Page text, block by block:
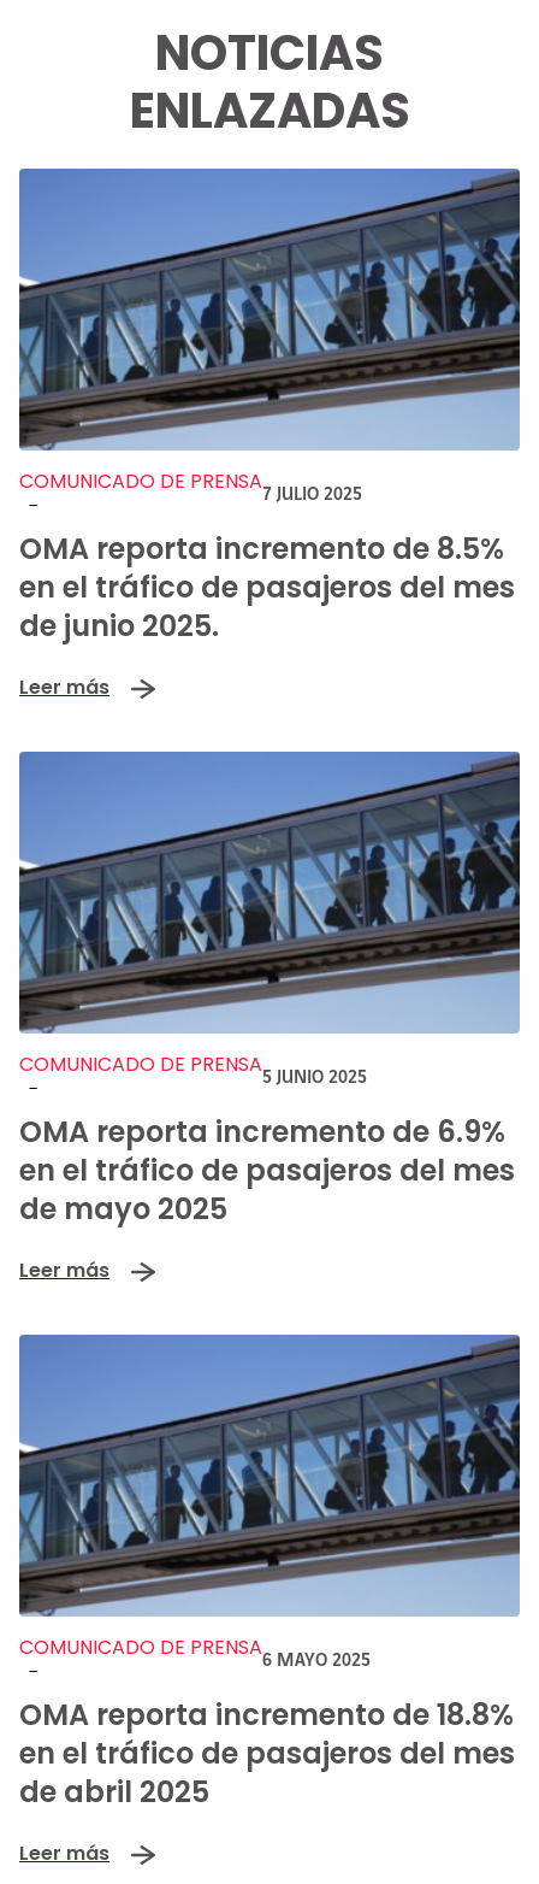
NOTICIAS
ENLAZADAS
COMUNICADO DE PRENSA
-
7 JULIO 2025
OMA reporta incremento de 8.5%
en el tráfico de pasajeros del mes
de junio 2025.
Leer más
COMUNICADO DE PRENSA
-
5 JUNIO 2025
OMA reporta incremento de 6.9%
en el tráfico de pasajeros del mes
de mayo 2025
Leer más
COMUNICADO DE PRENSA
-
6 MAYO 2025
OMA reporta incremento de 18.8%
en el tráfico de pasajeros del mes
de abril 2025
Leer más